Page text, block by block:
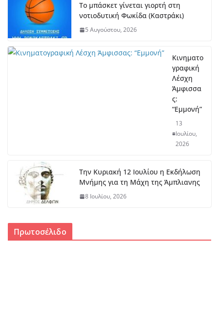
Το μπάσκετ γίνεται γιορτή στη
νοτιοδυτική Φωκίδα (Καστράκι)
5 Αυγούστου, 2026
Κινηματο
γραφική
Λέσχη
Άμφισσα
ς:
“Εμμονή”
13
Ιουλίου,
2026
Την Κυριακή 12 Ιουλίου η Εκδήλωση
Μνήμης για τη Μάχη της Άμπλιανης
8 Ιουλίου, 2026
Πρωτοσέλιδο